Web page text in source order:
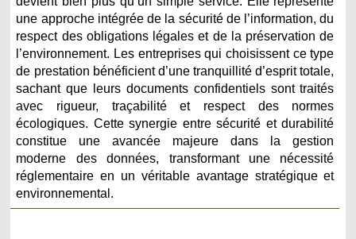
une approche intégrée de la sécurité de l’information, du
respect des obligations légales et de la préservation de
l’environnement. Les entreprises qui choisissent ce type
de prestation bénéficient d’une tranquillité d’esprit totale,
sachant que leurs documents confidentiels sont traités
avec rigueur, traçabilité et respect des normes
écologiques. Cette synergie entre sécurité et durabilité
constitue une avancée majeure dans la gestion
moderne des données, transformant une nécessité
réglementaire en un véritable avantage stratégique et
environnemental.